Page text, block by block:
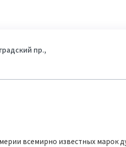
пр.,
всемирно известных марок